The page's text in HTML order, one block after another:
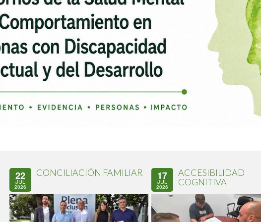
22
JUL
2026
CONCILIACIÓN FAMILIAR 17
JUL
2026
ACCESIBILIDAD
COGNITIVA